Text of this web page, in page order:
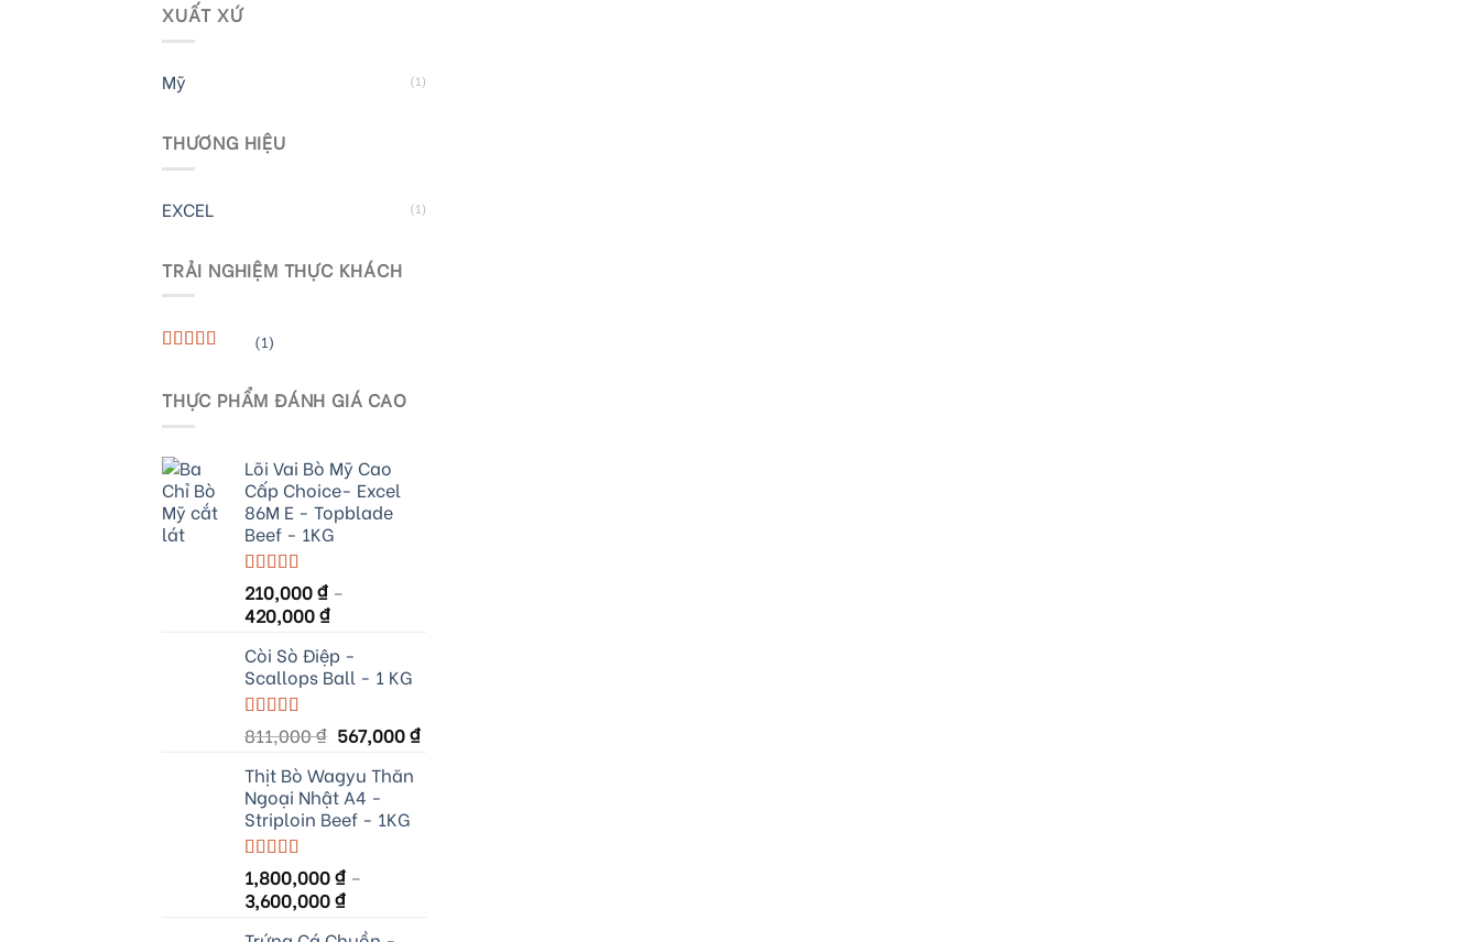
XUẤT XỨ
Mỹ (1)
THƯƠNG HIỆU
EXCEL (1)
TRẢI NGHIỆM THỰC KHÁCH
(1)
THỰC PHẨM ĐÁNH GIÁ CAO
Lõi Vai Bò Mỹ Cao
Cấp Choice- Excel
86M E - Topblade
Beef - 1KG
Rated5.00
out of 5
210,000₫ –
420,000₫
Còi Sò Điệp -
Scallops Ball - 1 KG
Rated5.00
out of 5
811,000₫ Original
was:
811,000 ₫.
567,000₫Current
Thịt Bò Wagyu Thăn
Ngoại Nhật A4 -
Striploin Beef - 1KG
Rated5.00
out of 5
1,800,000₫ –
3,600,000₫